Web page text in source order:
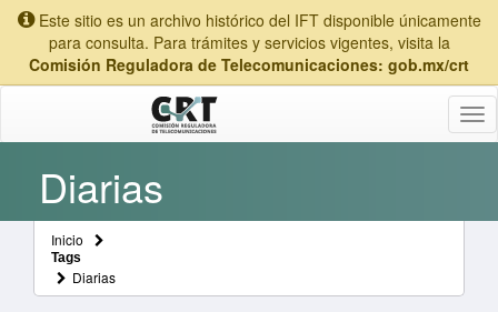
Este sitio es un archivo histórico del IFT disponible únicamente
para consulta. Para trámites y servicios vigentes, visita la
Comisión Reguladora de Telecomunicaciones: gob.mx/crt
Diarias
Inicio
Tags
Diarias